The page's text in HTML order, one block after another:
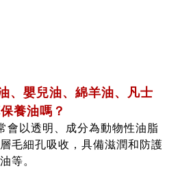
、嬰兒油、綿羊油、凡士
養油嗎？
會以透明、成分為動物性油脂
毛細孔吸收，具備滋潤和防護
等。